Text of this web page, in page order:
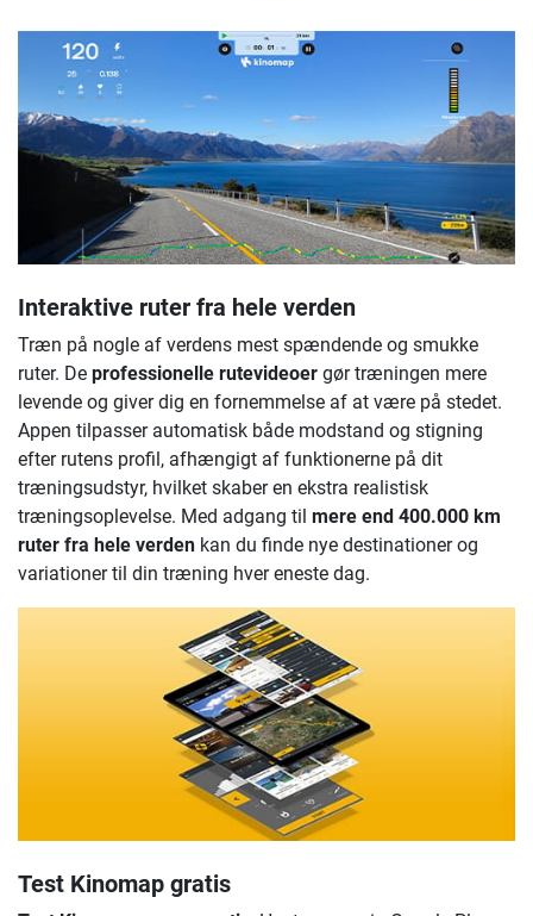
Interaktive ruter fra hele verden
Træn på nogle af verdens mest spændende og smukke
ruter. De professionelle rutevideoer gør træningen mere
levende og giver dig en fornemmelse af at være på stedet.
Appen tilpasser automatisk både modstand og stigning
efter rutens profil, afhængigt af funktionerne på dit
træningsudstyr, hvilket skaber en ekstra realistisk
træningsoplevelse. Med adgang til mere end 400.000 km
ruter fra hele verden kan du finde nye destinationer og
variationer til din træning hver eneste dag.
Test Kinomap gratis